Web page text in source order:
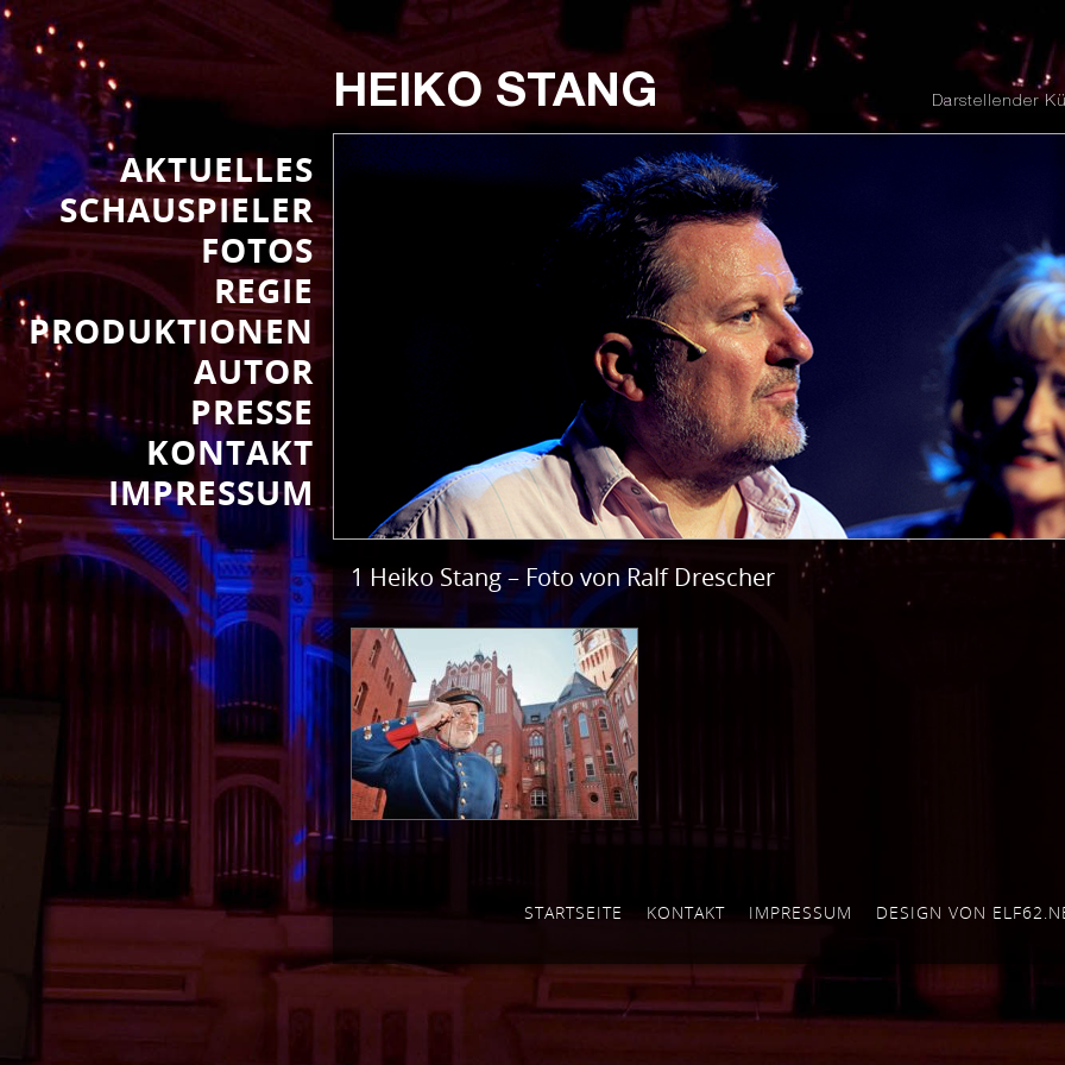
HEIKO STANG Darstellender
AKTUELLES
SCHAUSPIELER
FOTOS
REGIE
PRODUKTIONEN
AUTOR
PRESSE
KONTAKT
IMPRESSUM
1 Heiko Stang – Foto von Ralf Drescher
STARTSEITE KONTAKT IMPRESSUM DESIGN VON